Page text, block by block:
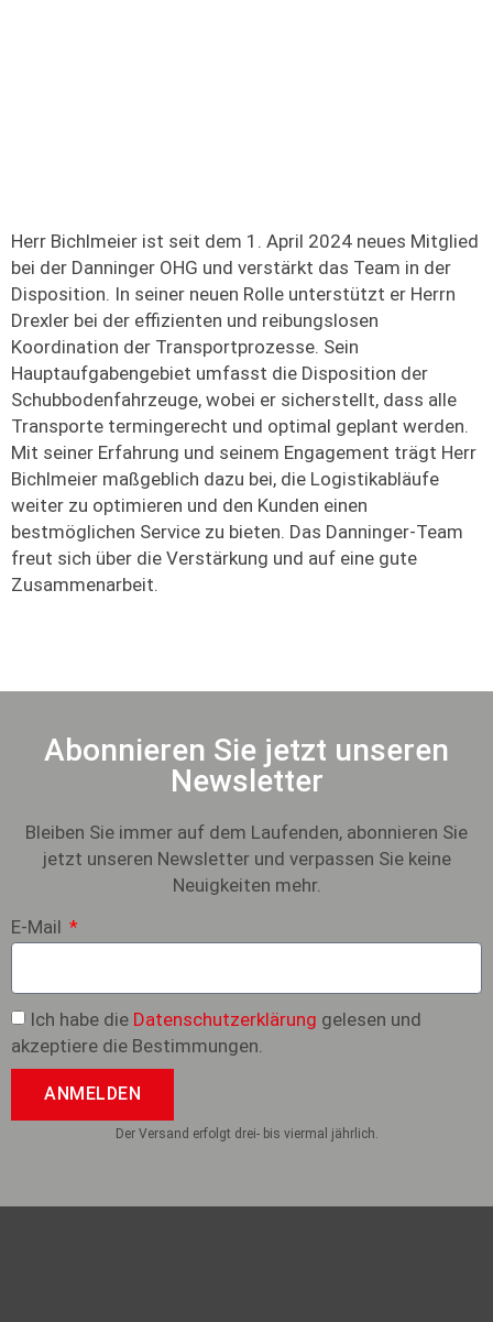
Herr Bichlmeier ist seit dem 1. April 2024 neues Mitglied
bei der Danninger OHG und verstärkt das Team in der
Disposition. In seiner neuen Rolle unterstützt er Herrn
Drexler bei der effizienten und reibungslosen
Koordination der Transportprozesse. Sein
Hauptaufgabengebiet umfasst die Disposition der
Schubbodenfahrzeuge, wobei er sicherstellt, dass alle
Transporte termingerecht und optimal geplant werden.
Mit seiner Erfahrung und seinem Engagement trägt Herr
Bichlmeier maßgeblich dazu bei, die Logistikabläufe
weiter zu optimieren und den Kunden einen
bestmöglichen Service zu bieten. Das Danninger-Team
freut sich über die Verstärkung und auf eine gute
Zusammenarbeit.
Abonnieren Sie jetzt unseren
Newsletter
Bleiben Sie immer auf dem Laufenden, abonnieren Sie
jetzt unseren Newsletter und verpassen Sie keine
Neuigkeiten mehr.
E-Mail
Ich habe die Datenschutzerklärung gelesen und
akzeptiere die Bestimmungen.
ANMELDEN
Der Versand erfolgt drei- bis viermal jährlich.